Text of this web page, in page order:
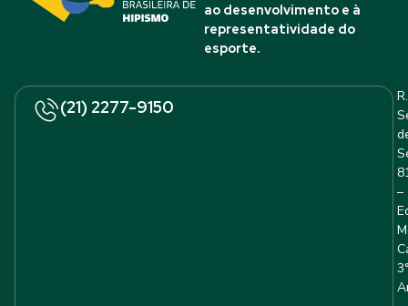
ao desenvolvimento e à
representatividade do
esporte.
(21) 2277-9150
R.
–